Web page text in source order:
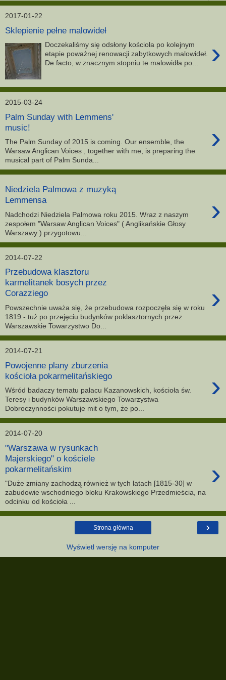
2017-01-22
Sklepienie pełne malowideł
›
Doczekaliśmy się odsłony kościoła po kolejnym
etapie poważnej renowacji zabytkowych malowideł.
De facto, w znacznym stopniu te malowidła po...
2015-03-24
Palm Sunday with Lemmens'
music!
›
The Palm Sunday of 2015 is coming. Our ensemble, the
Warsaw Anglican Voices , together with me, is preparing the
musical part of Palm Sunda...
Niedziela Palmowa z muzyką
Lemmensa
›
Nadchodzi Niedziela Palmowa roku 2015. Wraz z naszym
zespołem "Warsaw Anglican Voices" ( Anglikańskie Głosy
Warszawy ) przygotowu...
2014-07-22
Przebudowa klasztoru
karmelitanek bosych przez
Corazziego
›
Powszechnie uważa się, że przebudowa rozpoczęła się w roku
1819 - tuż po przejęciu budynków poklasztornych przez
Warszawskie Towarzystwo Do...
2014-07-21
Powojenne plany zburzenia
kościoła pokarmelitańskiego
›
Wśród badaczy tematu pałacu Kazanowskich, kościoła św.
Teresy i budynków Warszawskiego Towarzystwa
Dobroczynności pokutuje mit o tym, że po...
2014-07-20
"Warszawa w rysunkach
Majerskiego" o kościele
pokarmelitańskim
›
"Duże zmiany zachodzą również w tych latach [1815-30] w
zabudowie wschodniego bloku Krakowskiego Przedmieścia, na
odcinku od kościoła ...
›
Strona główna
Wyświetl wersję na komputer